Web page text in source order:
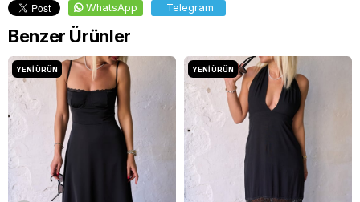
WhatsApp Telegram
Benzer Ürünler
YENI ÜRÜN YENI ÜRÜN